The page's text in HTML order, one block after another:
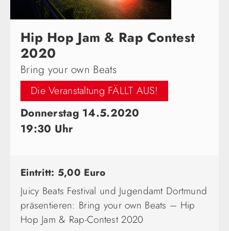
Hip Hop Jam & Rap Contest
2020
Bring your own Beats
Die Veranstaltung FÄLLT AUS!
Donnerstag 14.5.2020
19:30 Uhr
Eintritt: 5,00 Euro
Juicy Beats Festival und Jugendamt Dortmund
präsentieren: Bring your own Beats – Hip
Hop Jam & Rap-Contest 2020